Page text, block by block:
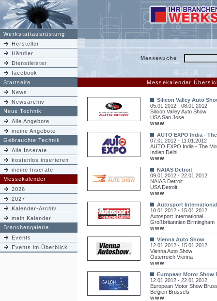
Werkstattausrüstung
Hersteller
Händler
Dienstleister
facebook
Messesuche
Startseite
Messekalender
News
Newsarchiv
Neue Technik
Alle Angebote
meine Angebote
Gebrauchte Technik
Alle Inserate
kostenlos inserieren
meine Inserate
Messekalender
2026
2027
Kalender-Archiv
mein Kalender
Branchengalerie
Events
Events im Überblick
Silicon Valley Auto
05.01.2012 - 08.01.2012
Silicon Valley Auto Show
USA San Jose
www
AUTO EXPO India -
07.01.2012 - 11.01.2012
AUTO EXPO India - The
Indien Delhi
www
NAIAS Detroit
09.01.2012 - 22.01.2012
NAIAS Detroit
USA Detroit
www
Autosport International
10.01.2012 - 15.01.2012
Autosport International
Großbritannien Birmingham
www
Vienna Auto Show
12.01.2012 - 15.01.2012
Vienna Auto Show
Österreich Vienna
www
European Motor Show
12.01.2012 - 22.01.2012
European Motor Show
Belgien Brussels
www